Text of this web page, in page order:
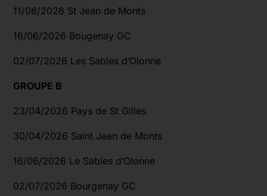
11/06/2026 St Jean de Monts
16/06/2026 Bougenay GC
02/07/2026 Les Sables d’Olonne
GROUPE B
23/04/2026 Pays de St Gilles
30/04/2026 Saint Jean de Monts
16/06/2026 Le Sables d’Olonne
02/07/2026 Bourgenay GC